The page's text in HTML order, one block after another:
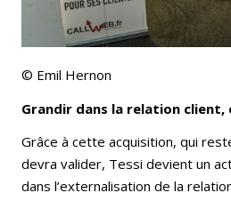
© Emil Hernon
Grandir dans la relation client,
Grâce à cette acquisition, qui
devra valider, Tessi devient un
dans l’externalisation de la